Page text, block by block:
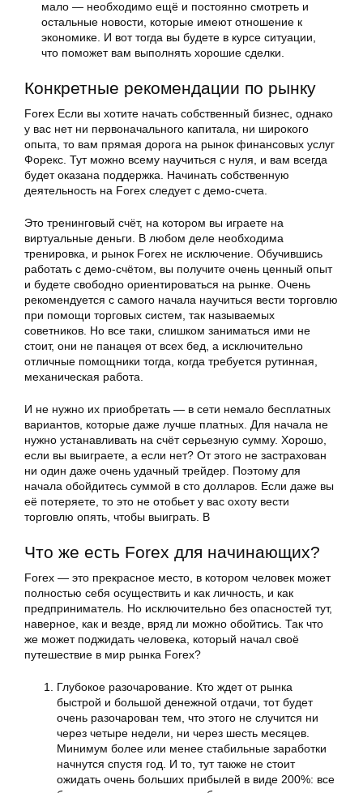
мало — необходимо ещё и постоянно смотреть и
остальные новости, которые имеют отношение к
экономике. И вот тогда вы будете в курсе ситуации,
что поможет вам выполнять хорошие сделки.
Конкретные рекомендации по рынку
Forex Если вы хотите начать собственный бизнес, однако
у вас нет ни первоначального капитала, ни широкого
опыта, то вам прямая дорога на рынок финансовых услуг
Форекс . Тут можно всему научиться с нуля, и вам всегда
будет оказана поддержка. Начинать собственную
деятельность на Forex следует с демо-счета.
Это тренинговый счёт, на котором вы играете на
виртуальные деньги. В любом деле необходима
тренировка, и рынок Forex не исключение. Обучившись
работать с демо-счётом, вы получите очень ценный опыт
и будете свободно ориентироваться на рынке. Очень
рекомендуется с самого начала научиться вести торговлю
при помощи торговых систем, так называемых
советников. Но все таки, слишком заниматься ими не
стоит, они не панацея от всех бед, а исключительно
отличные помощники тогда, когда требуется рутинная,
механическая работа.
И не нужно их приобретать — в сети немало бесплатных
вариантов, которые даже лучше платных. Для начала не
нужно устанавливать на счёт серьезную сумму. Хорошо,
если вы выиграете, а если нет? От этого не застрахован
ни один даже очень удачный трейдер. Поэтому для
начала обойдитесь суммой в сто долларов. Если даже вы
её потеряете, то это не отобьет у вас охоту вести
торговлю опять, чтобы выиграть. В
Что же есть Forex для начинающих?
Forex — это прекрасное место, в котором человек может
полностью себя осуществить и как личность, и как
предприниматель. Но исключительно без опасностей тут,
наверное, как и везде, вряд ли можно обойтись. Так что
же может поджидать человека, который начал своё
путешествие в мир рынка Forex?
Глубокое разочарование. Кто ждет от рынка
быстрой и большой денежной отдачи, тот будет
очень разочарован тем, что этого не случится ни
через четыре недели, ни через шесть месяцев.
Минимум более или менее стабильные заработки
начнутся спустя год. И то, тут также не стоит
ожидать очень больших прибылей в виде 200%: все